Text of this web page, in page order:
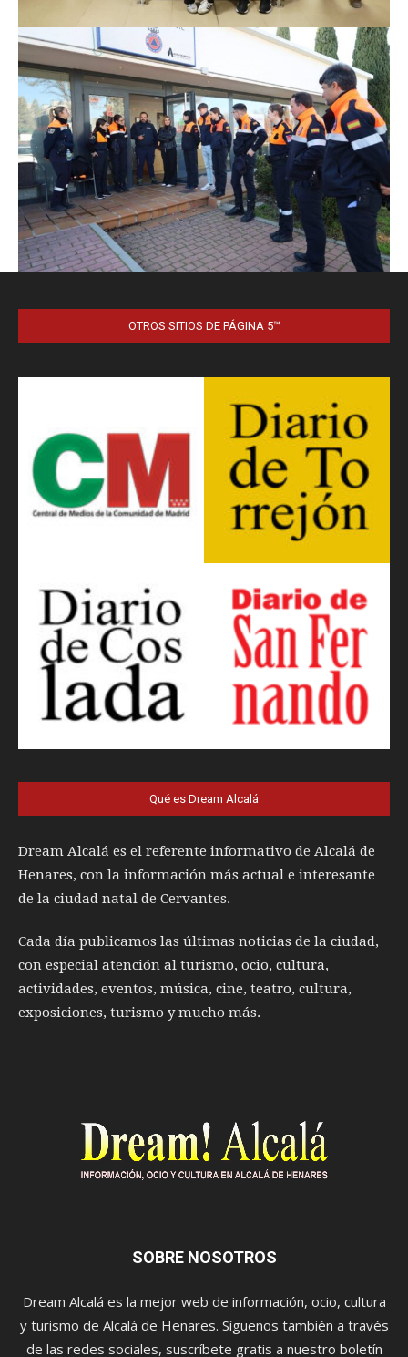
OTROS SITIOS DE PÁGINA 5™
Qué es Dream Alcalá
Dream Alcalá es el referente informativo de Alcalá de
Henares, con la información más actual e interesante
de la ciudad natal de Cervantes.
Cada día publicamos las últimas noticias de la ciudad,
con especial atención al turismo, ocio, cultura,
actividades, eventos, música, cine, teatro, cultura,
exposiciones, turismo y mucho más.
SOBRE NOSOTROS
Dream Alcalá es la mejor web de información, ocio, cultura
y turismo de Alcalá de Henares. Síguenos también a través
de las redes sociales, suscríbete gratis a nuestro boletín